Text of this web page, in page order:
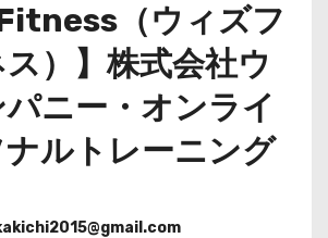
Fitness（ウィズフ
）】株式会社ウ
ニー・オンライ
ルトレーニング